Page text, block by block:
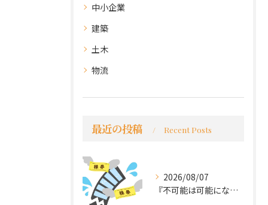
中小企業
建築
土木
物流
最近の投稿 Recent Posts
2026/08/07
『不可能は可能になる』